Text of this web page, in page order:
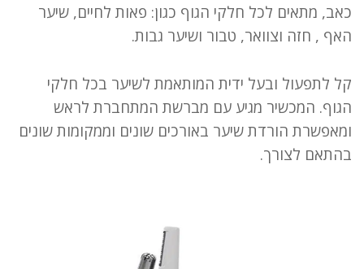
כאב, מתאים לכל חלקי הגוף כגון: פאות לחיים, שיער
האף , חזה וצוואר, טבור ושיער גבות.
קל לתפעול ובעל ידית המותאמת לשיער בכל חלקי
הגוף. המכשיר מגיע עם מברשת המתחברת לראש
ומאפשרת הורדת שיער באורכים שונים וממקומות שונים
בהתאם לצורך.